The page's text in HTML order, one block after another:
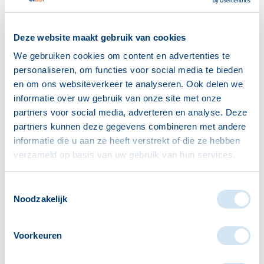
Deze website maakt gebruik van cookies
We gebruiken cookies om content en advertenties te
personaliseren, om functies voor social media te bieden
en om ons websiteverkeer te analyseren. Ook delen we
informatie over uw gebruik van onze site met onze
partners voor social media, adverteren en analyse. Deze
partners kunnen deze gegevens combineren met andere
informatie die u aan ze heeft verstrekt of die ze hebben
verzameld op basis van uw gebruik van hun services.
Noodzakelijk
Voorkeuren
mooie projecten en successen, supertof om te zien
Wat werken bij Vitis volgens hen zo bijzonder
maakt, is de ruimte en het vertrouwen die ze
krijgen. “De vrijheid om op je eigen manier contact
te maken met mensen is goud waard,” zegt
Kaspar. “Geen dag is hetzelfde en dat houdt het
werk levendig.”
Anja beaamt dat: “Er is ruimte om zelf initiatief te
ik doe. Dat maakt dat ik me gewaardeerd voel.”
Ook de sfeer in het team draagt daaraan bij. “We
luisteren naar elkaar, vieren successen en maken
tijd voor gezelligheid,” vertelt Anja. “Eén keer per